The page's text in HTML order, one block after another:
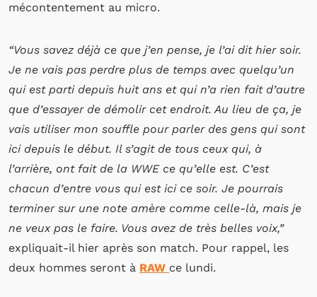
mécontentement au micro.
“Vous savez déjà ce que j’en pense, je l’ai dit hier soir.
Je ne vais pas perdre plus de temps avec quelqu’un
qui est parti depuis huit ans et qui n’a rien fait d’autre
que d’essayer de démolir cet endroit. Au lieu de ça, je
vais utiliser mon souffle pour parler des gens qui sont
ici depuis le début. Il s’agit de tous ceux qui, à
l’arrière, ont fait de la WWE ce qu’elle est. C’est
chacun d’entre vous qui est ici ce soir. Je pourrais
terminer sur une note amère comme celle-là, mais je
ne veux pas le faire. Vous avez de très belles voix,”
expliquait-il hier après son match. Pour rappel, les
deux hommes seront à RAW ce lundi.